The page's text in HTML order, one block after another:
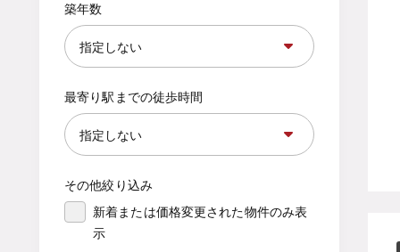
築年数
最寄り駅までの徒歩時間
その他絞り込み
新着または価格変更された物件のみ表
示